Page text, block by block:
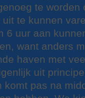
te worden
te kunnen
6 uur aan
want anders
haven met
uit
komt pas na